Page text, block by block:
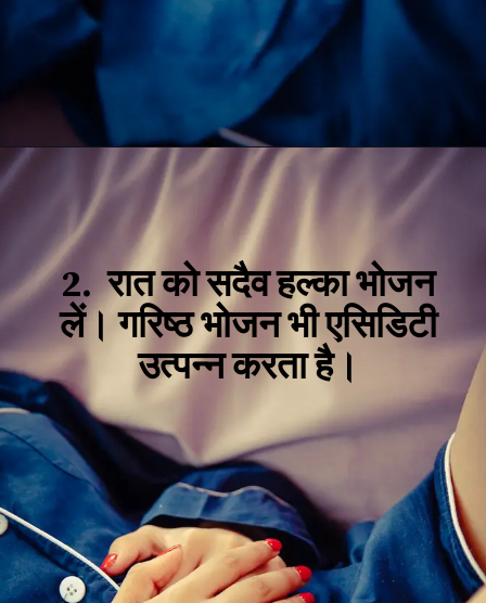
2. रात को सदैव हल्का भोजन
लें। गरिष्ठ भोजन भी एसिडिटी
उत्पन्न करता है।